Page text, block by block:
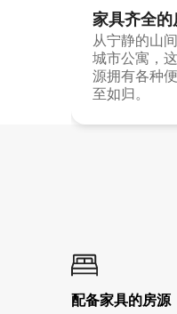
家具齐全的
从宁静的山
城市公寓，
源拥有各种
至如归。
配备家具的房源